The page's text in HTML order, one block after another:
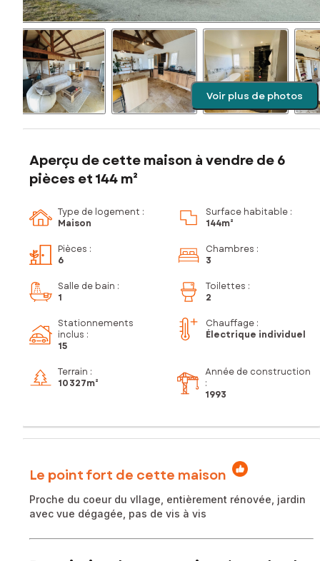
Voir plus de photos
Aperçu de cette maison à vendre de 6
pièces et 144 m²
Type de logement :
Maison
Surface habitable :
144m²
Pièces :
6
Chambres :
3
Salle de bain :
1
Toilettes :
2
Stationnements
inclus :
15
Chauffage :
Électrique individuel
Terrain :
10 327m²
Année de construction
:
1993
Le point fort de cette maison
Proche du coeur du vllage, entièrement rénovée, jardin
avec vue dégagée, pas de vis à vis